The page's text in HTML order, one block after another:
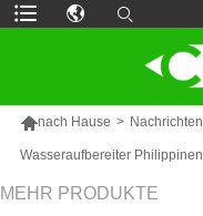
nach Hause > Nachrichten
Wasseraufbereiter Philippinen
MEHR PRODUKTE